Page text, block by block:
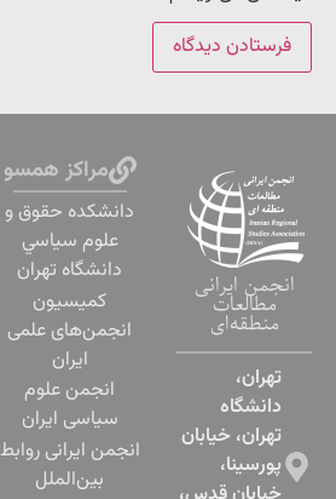
انجمن ایرانی
مطالعات
منطقه‌ای
تهران،
دانشگاه
تهران، خیابان
پورسینا،
مراکز همسو
دانشكده حقوق و
علوم سياسي
دانشگاه تهران
کمیسیون
انجمن‌های علمی
ایران
انجمن علوم
سیاسی ایران
انجمن ایرانی روابط
بین‌الملل